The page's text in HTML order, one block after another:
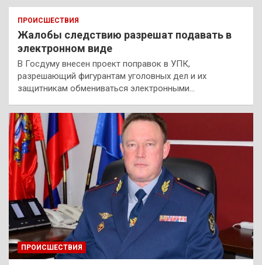
ПРОИСШЕСТВИЯ
Жалобы следствию разрешат подавать в
электронном виде
В Госдуму внесен проект поправок в УПК,
разрешающий фигурантам уголовных дел и их
защитникам обмениваться электронными…
ПРОИСШЕСТВИЯ